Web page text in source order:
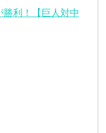
勝利！【巨人対中